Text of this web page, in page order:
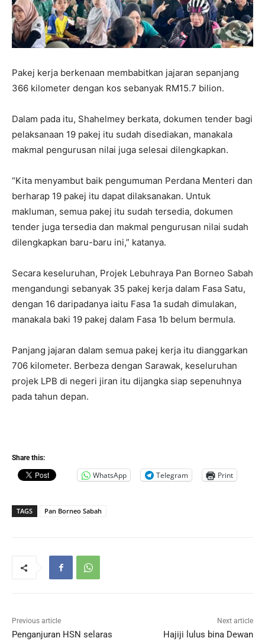
Pakej kerja berkenaan membabitkan jajaran sepanjang
366 kilometer dengan kos sebanyak RM15.7 bilion.
Dalam pada itu, Shahelmey berkata, dokumen tender bagi
pelaksanaan 19 pakej itu sudah disediakan, manakala
makmal pengurusan nilai juga selesai dilengkapkan.
“Kita menyambut baik pengumuman Perdana Menteri dan
berharap 19 pakej itu dapat dilaksanakan. Untuk
makluman, semua pakej itu sudah tersedia, dokumen
tender juga tersedia dan makmal pengurusan nilai sudah
dilengkapkan baru-baru ini,” katanya.
Secara keseluruhan, Projek Lebuhraya Pan Borneo Sabah
mengandungi sebanyak 35 pakej kerja dalam Fasa Satu,
dengan 16 daripadanya iaitu Fasa 1a sudah dimulakan,
manakala baki 19 pakej dalam Fasa 1b belum bermula.
Panjang jajaran dalam semua pakej kerja itu dianggarkan
706 kilometer. Berbeza dengan Sarawak, keseluruhan
projek LPB di negeri jiran itu dijangka siap sepenuhnya
pada tahun depan.
Share this:
WhatsApp Telegram Print
TAGS Pan Borneo Sabah
Previous article
Penganjuran HSN selaras
Next article
Hajiji lulus bina Dewan